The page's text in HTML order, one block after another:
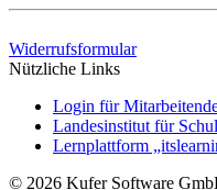
Widerrufsformular
Nützliche Links
Login für
Landesinstitut für
Lernplattform
© 2026 Kufer Software